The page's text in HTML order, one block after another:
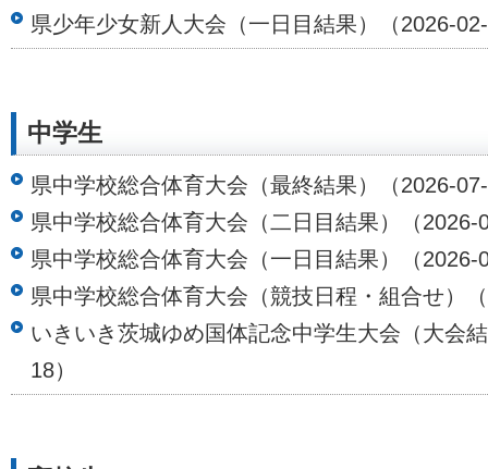
県少年少女新人大会（一日目結果）（2026-
中学生
県中学校総合体育大会（最終結果）（2026-
県中学校総合体育大会（二日目結果）（2026-
県中学校総合体育大会（一日目結果）（2026-
県中学校総合体育大会（競技日程・組合せ）
いきいき茨城ゆめ国体記念中学生大会（大会
18）